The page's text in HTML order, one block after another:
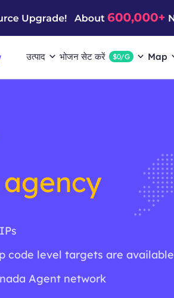
उत्पाद भोजन सेट करें $0/G Map
code level targets are available
Agent network